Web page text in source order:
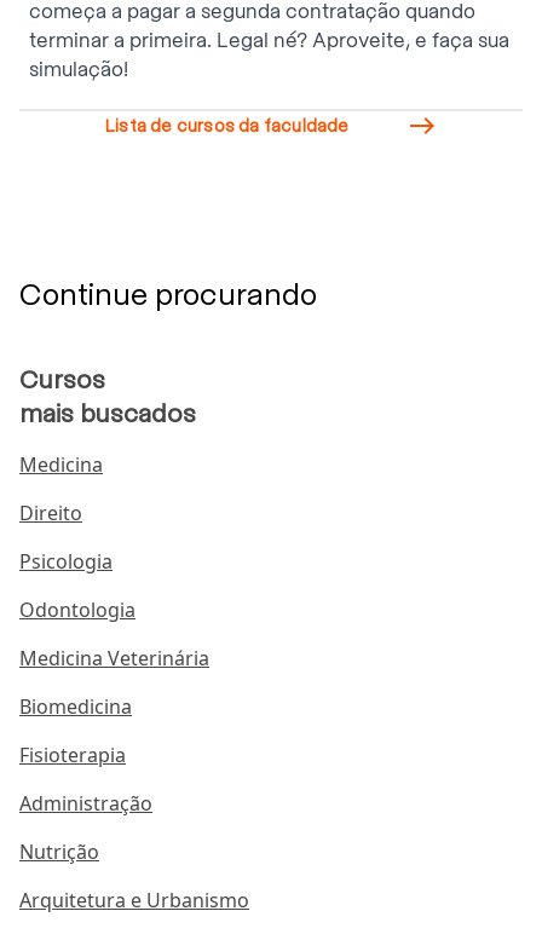
começa a pagar a segunda contratação quando
terminar a primeira. Legal né? Aproveite, e faça sua
simulação!
Lista de cursos da faculdade 
Continue procurando
Cursos
mais buscados
Medicina
Direito
Psicologia
Odontologia
Medicina Veterinária
Biomedicina
Fisioterapia
Administração
Nutrição
Arquitetura e Urbanismo